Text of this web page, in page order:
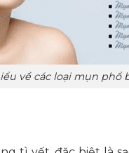
về các loại mụn phổ